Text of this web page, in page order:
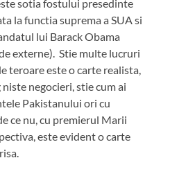
sotia fostului presedinte
la functia suprema a SUA si
lui Barack Obama
externe). Stie multe lucruri
teroare este o carte realista,
negocieri, stie cum ai
Pakistanului ori cu
ce nu, cu premierul Marii
este evident o carte